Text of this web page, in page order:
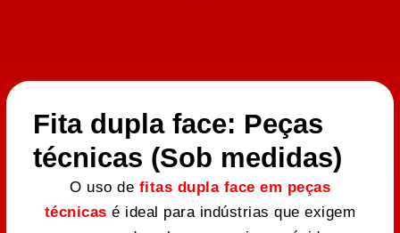
Fita dupla face: Peças
técnicas (Sob medidas)
O uso de fitas dupla face em peças
técnicas é ideal para indústrias que exigem